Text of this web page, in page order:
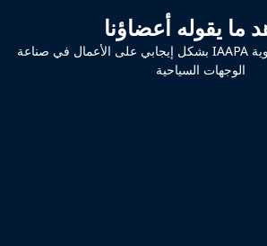
ما يقوله أعضاؤنا
اكتشف كيف أثرت عضوية IAAPA بشكل إيجابي على الأعمال في صناعة
الوجهات السياحية